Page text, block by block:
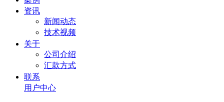
资讯
新闻动态
技术视频
关于
公司介绍
汇款方式
联系
用户中心